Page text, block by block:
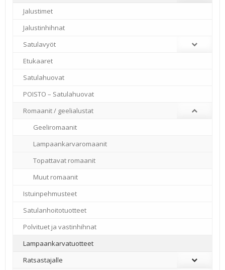
Jalustimet
Jalustinhihnat
Satulavyöt
Etukaaret
Satulahuovat
POISTO – Satulahuovat
Romaanit / geelialustat
Geeliromaanit
Lampaankarvaromaanit
Topattavat romaanit
Muut romaanit
Istuinpehmusteet
Satulanhoitotuotteet
Polvituet ja vastinhihnat
Lampaankarvatuotteet
Ratsastajalle